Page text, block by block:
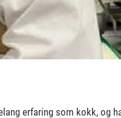
erfaring som kokk, og